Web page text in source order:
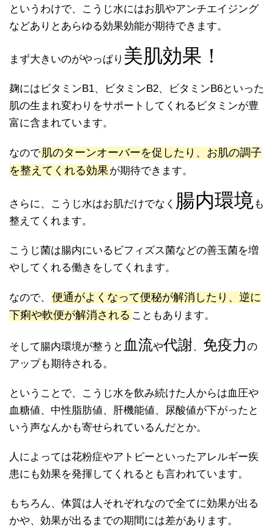
というわけで、こうじ水にはお肌やアンチエイジング
などありとあらゆる効果効能が期待できます。
まず大きいのがやっぱり 美肌効果！
麹にはビタミンB1、ビタミンB2、ビタミンB6といった
肌の生まれ変わりをサポートしてくれるビタミンが豊
富に含まれています。
なので肌のターンオーバーを促したり、お肌の調子
を整えてくれる効果 が期待できます。
さらに、こうじ水はお肌だけでなく 腸内環境も
整えてくれます。
こうじ菌は腸内にいるビフィズス菌などの善玉菌を増
やしてくれる働きをしてくれます。
なので、
便通がよくなって便秘が解消したり、逆に
下痢や軟便が解消される こともあります。
そして腸内環境が整うと 血流や代謝、 免疫力の
アップも期待される。
ということで、こうじ水を飲み続けた人からは血圧や
血糖値、中性脂肪値、肝機能値、尿酸値が下がったと
いう声なんかも寄せられているんだとか。
人によっては花粉症やアトピーといったアレルギー疾
患にも効果を発揮してくれるとも言われています。
もちろん、体質は人それぞれなので全てに効果が出る
かや、効果が出るまでの期間には差があります。